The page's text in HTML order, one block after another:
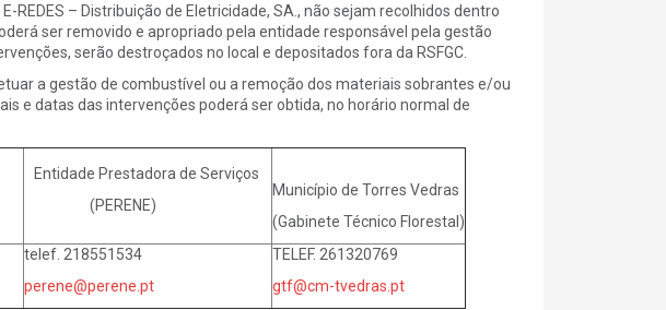
– Distribuição de Eletricidade, SA., não sejam recolhidos dentro
ser removido e apropriado pela entidade responsável pela gestão
serão destroçados no local e depositados fora da RSFGC.
a gestão de combustível ou a remoção dos materiais sobrantes e/ou
e datas das intervenções poderá ser obtida, no horário normal de
Entidade Prestadora de Serviços
(PERENE)
Município de Torres Vedras
(Gabinete Técnico Florestal)
telef. 218551534
perene@perene.pt
TELEF. 261320769
gtf@cm-tvedras.pt